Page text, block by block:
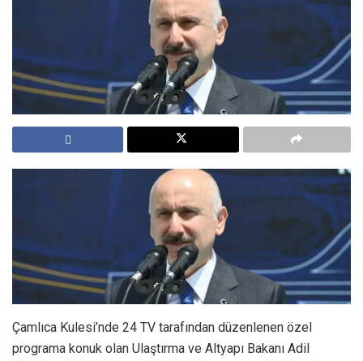
Çamlıca Kulesi’nde 24 TV tarafından düzenlenen özel
programa konuk olan Ulaştırma ve Altyapı Bakanı Adil